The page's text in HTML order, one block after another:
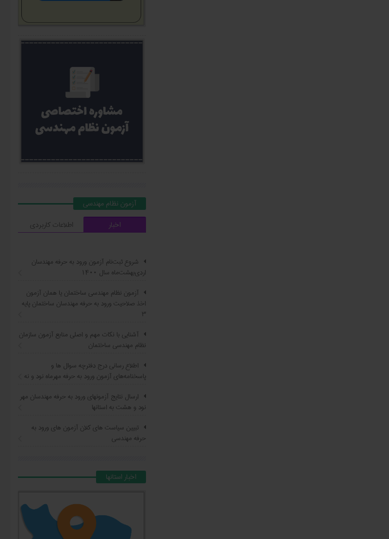
آزمون نظام مهندسي
اخبار
اطلاعات کاربردی
شروع ثبت‌نام آزمون ورود به حرفه مهندسان
اردی‌بهشت‌ماه سال ۱۴۰۰
آزمون نظام مهندسی ساختمان یا همان آزمون
اخذ صلاحیت ورود به حرفه مهندسان ساختمان پایه
۳
آشنایی با نکات مهم و اصلی منابع آزمون سازمان
نظام مهندسی ساختمان
اطلاع ‏رسانی درج دفترچه سوال ‌ها و
پاسخنامه‌های آزمون ورود به حرفه مهرماه نود و نه
ارسال نتایج آزمونهای ورود به حرفه مهندسان مهر
نود و هشت به استانها
تبیین سیاست ‌های کلان آزمون های ورود به
حرفه مهندسی
اخبار استانها